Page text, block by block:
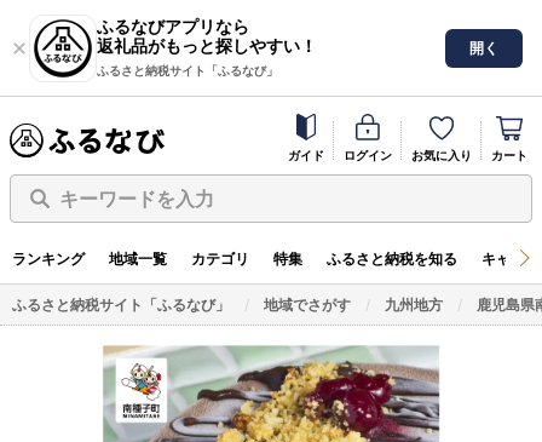
ふるなびアプリなら
返礼品がもっと探しやすい！
ふるさと納税サイト「ふるなび」
開く
ガイド ログイン お気に入り カート
キーワードを入力
ランキング 地域一覧 カテゴリ 特集 ふるさと納税を知る キャン
ふるさと納税サイト「ふるなび」 地域でさがす 九州地方 鹿児島県